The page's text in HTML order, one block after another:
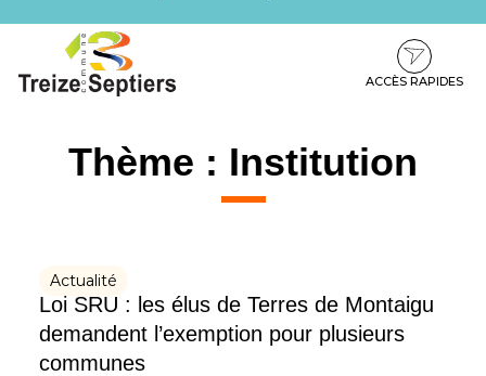
contenu
pied
ACCÈS RAPIDES
Thème : Institution
Actualité
Loi SRU : les élus de Terres de Montaigu
demandent l’exemption pour plusieurs
communes